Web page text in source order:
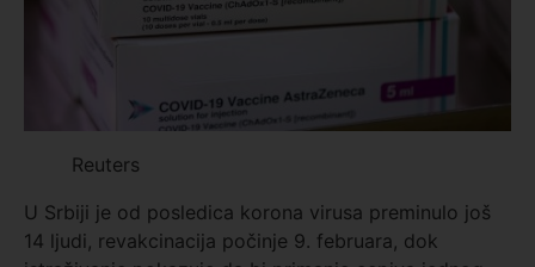
Reuters
U Srbiji je od posledica korona virusa preminulo još
14 ljudi, revakcinacija počinje 9. februara, dok